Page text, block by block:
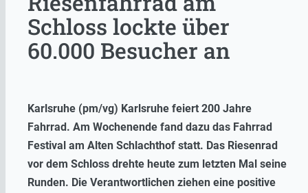
Schloss lockte über
60.000 Besucher an
Karlsruhe (pm/vg) Karlsruhe feiert 200 Jahre
Fahrrad. Am Wochenende fand dazu das Fahrrad
Festival am Alten Schlachthof statt. Das Riesenrad
vor dem Schloss drehte heute zum letzten Mal seine
Runden. Die Verantwortlichen ziehen eine positive